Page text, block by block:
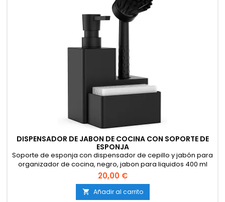
DISPENSADOR DE JABON DE COCINA CON SOPORTE DE
ESPONJA
Soporte de esponja con dispensador de cepillo y jabón para
organizador de cocina, negro, jabon para liquidos 400 ml
20,00 €
 Añadir al carrito